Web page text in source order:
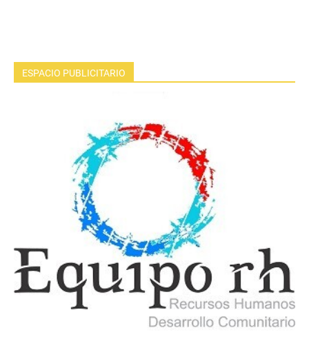
ESPACIO PUBLICITARIO